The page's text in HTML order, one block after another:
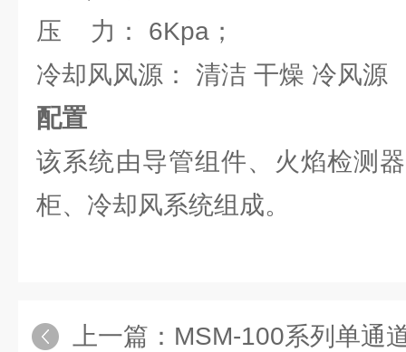
压 力： 6Kpa；
冷却风风源： 清洁 干燥 冷风源
配置
该系统由导管组件、火焰检测
柜、冷却风系统组成。
上一篇： MSM-100系列单通